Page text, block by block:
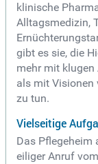
klinische
Alltagsmedizin,
gibt es sie, die
mehr mit klugen
als mit Visionen
zu tun.
Vielseitige
Das Pflegeheim
eiliger Anruf